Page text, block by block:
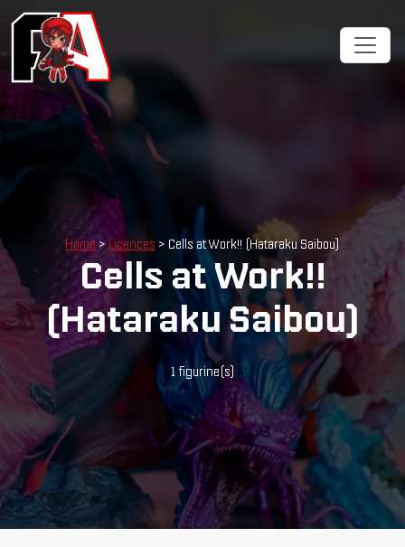
Home > Licences > Cells at Work!! (Hataraku Saibou)
Cells at Work!!
(Hataraku Saibou)
1 figurine(s)
Cookies management panel